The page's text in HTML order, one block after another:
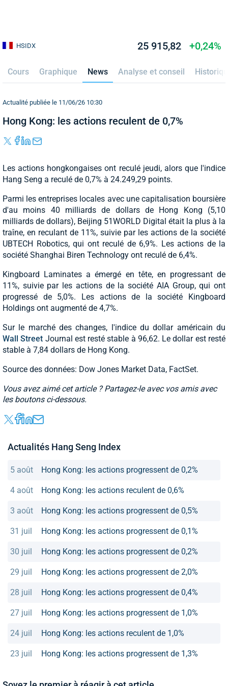
HSIDX 25 915,82 +0,24%
Cours Graphique News Analyse et conseil
Actualité publiée le 11/06/26 10:30
Hong Kong: les actions reculent de 0,7%
Les actions hongkongaises ont reculé jeudi, alors que l'indice
Hang Seng a reculé de 0,7% à 24.249,29 points.
Parmi les entreprises locales avec une capitalisation boursière
d'au moins 40 milliards de dollars de Hong Kong (5,10
milliards de dollars), Beijing 51WORLD Digital était la plus à la
traîne, en reculant de 11%, suivie par les actions de la société
UBTECH Robotics, qui ont reculé de 6,9%. Les actions de la
société Shanghai Biren Technology ont reculé de 6,4%.
Kingboard Laminates a émergé en tête, en progressant de
11%, suivie par les actions de la société AIA Group, qui ont
progressé de 5,0%. Les actions de la société Kingboard
Holdings ont augmenté de 4,7%.
Sur le marché des changes, l'indice du dollar américain du
Wall Street Journal est resté stable à 96,62. Le dollar est resté
stable à 7,84 dollars de Hong Kong.
Source des données: Dow Jones Market Data, FactSet.
Vous avez aimé cet article ? Partagez-le avec vos amis avec
les boutons ci-dessous.
Actualités Hang Seng Index
5 août Hong Kong: les actions progressent de 0,2%
4 août Hong Kong: les actions reculent de 0,6%
3 août Hong Kong: les actions progressent de 0,5%
31 juil Hong Kong: les actions progressent de 0,1%
30 juil Hong Kong: les actions progressent de 0,2%
29 juil Hong Kong: les actions progressent de 2,0%
28 juil Hong Kong: les actions progressent de 0,4%
27 juil Hong Kong: les actions progressent de 1,0%
24 juil Hong Kong: les actions reculent de 1,0%
23 juil Hong Kong: les actions progressent de 1,3%